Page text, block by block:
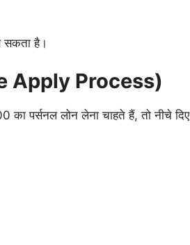
सकता है।
Apply Process)
पर्सनल लोन लेना चाहते हैं, तो नीचे दिए